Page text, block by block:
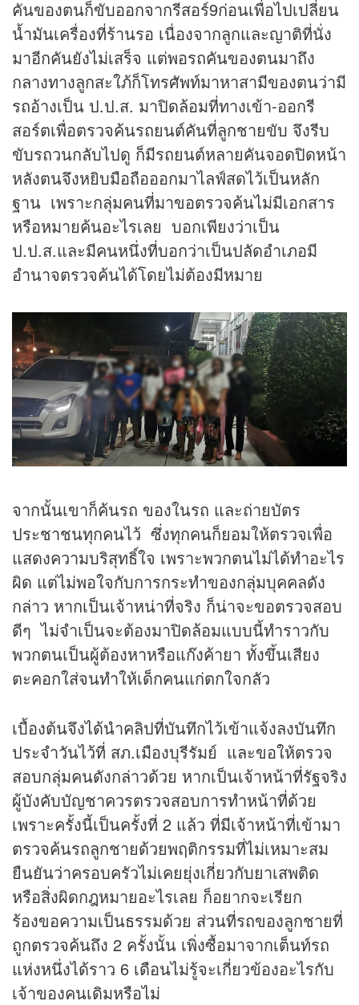
คันของตนก็ขับออกจากรีสอร์9ก่อนเพื่อไปเปลี่ยน
น้ำมันเครื่องที่ร้านรอ เนื่องจากลูกและญาติที่นั่ง
มาอีกคันยังไม่เสร็จ แต่พอรถคันของตนมาถึง
กลางทางลูกสะใภ้ก็โทรศัพท์มาหาสามีของตนว่ามี
รถอ้างเป็น ป.ป.ส. มาปิดล้อมที่ทางเข้า-ออกรี
สอร์ตเพื่อตรวจค้นรถยนต์คันที่ลูกชายขับ จึงรีบ
ขับรถวนกลับไปดู ก็มีรถยนต์หลายคันจอดปิดหน้า
หลังตนจึงหยิบมือถือออกมาไลฟ์สดไว้เป็นหลัก
ฐาน เพราะกลุ่มคนที่มาขอตรวจค้นไม่มีเอกสาร
หรือหมายค้นอะไรเลย บอกเพียงว่าเป็น
ป.ป.ส.และมีคนหนึ่งที่บอกว่าเป็นปลัดอำเภอมี
อำนาจตรวจค้นได้โดยไม่ต้องมีหมาย
จากนั้นเขาก็ค้นรถ ของในรถ และถ่ายบัตร
ประชาชนทุกคนไว้ ซึ่งทุกคนก็ยอมให้ตรวจเพื่อ
แสดงความบริสุทธิ์ใจ เพราะพวกตนไม่ได้ทำอะไร
ผิด แต่ไม่พอใจกับการกระทำของกลุ่มบุคคลดัง
กล่าว หากเป็นเจ้าหน่าที่จริง ก็น่าจะขอตรวจสอบ
ดีๆ ไม่จำเป็นจะต้องมาปิดล้อมแบบนี้ทำราวกับ
พวกตนเป็นผู้ต้องหาหรือแก๊งค้ายา ทั้งขึ้นเสียง
ตะคอกใส่จนทำให้เด็กคนแก่ตกใจกลัว
เบื้องต้นจึงได้นำคลิปที่บันทึกไว้เข้าแจ้งลงบันทึก
ประจำวันไว้ที่ สภ.เมืองบุรีรัมย์ และขอให้ตรวจ
สอบกลุ่มคนดังกล่าวด้วย หากเป็นเจ้าหน้าที่รัฐจริง
ผู้บังคับบัญชาควรตรวจสอบการทำหน้าที่ด้วย
เพราะครั้งนี้เป็นครั้งที่ 2 แล้ว ที่มีเจ้าหน้าที่เข้ามา
ตรวจค้นรถลูกชายด้วยพฤติกรรมที่ไม่เหมาะสม
ยืนยันว่าครอบครัวไม่เคยยุ่งเกี่ยวกับยาเสพติด
หรือสิ่งผิดกฎหมายอะไรเลย ก็อยากจะเรียก
ร้องขอความเป็นธรรมด้วย ส่วนที่รถของลูกชายที่
ถูกตรวจค้นถึง 2 ครั้งนั้น เพิ่งซื้อมาจากเต็นท์รถ
แห่งหนึ่งได้ราว 6 เดือนไม่รู้จะเกี่ยวข้องอะไรกับ
เจ้าของคนเดิมหรือไม่